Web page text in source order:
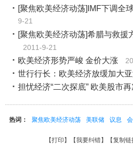
[聚焦欧美经济动荡]IMF下调全
9-21
[聚焦欧美经济动荡]希腊与救援
2011-9-21
欧美经济形势严峻 金价大涨
世行行长：欧美经济放缓加大
担忧经济“二次探底” 欧美股市
热词： 聚焦欧美经济动荡 美联储 议息
【打印 】【我要纠错】【复制链